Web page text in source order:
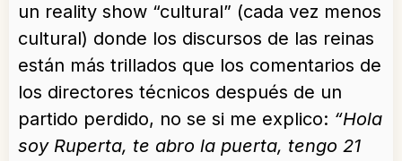
un reality show “cultural” (cada vez menos
cultural) donde los discursos de las reinas
están más trillados que los comentarios de
los directores técnicos después de un
partido perdido, no se si me explico: “Hola
soy Ruperta, te abro la puerta, tengo 21